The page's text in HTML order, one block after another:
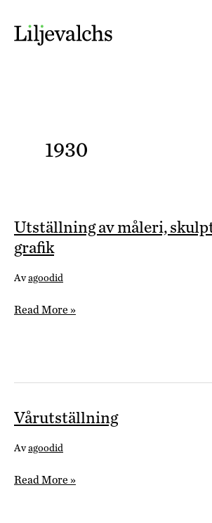
1930
Utställning av måleri,
grafik
Avagoodid
Utställning
grafik
Read More »
Vårutställning
Avagoodid
Vårutställning
Read More »